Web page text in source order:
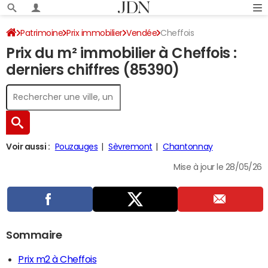
Patrimoine Prix immobilier Vendée Cheffois
Prix du m² immobilier à Cheffois :
derniers chiffres (85390)
Voir aussi : Pouzauges Sèvremont Chantonnay
Mise à jour le 28/05/26
Sommaire
Prix m2 à Cheffois